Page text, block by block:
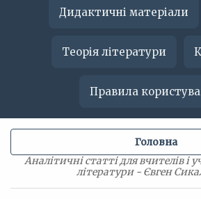
Дидактичні матеріали
Теорія літератури
Правила
Аналітичні статті для вчителів і
літератури - Євген
Головна